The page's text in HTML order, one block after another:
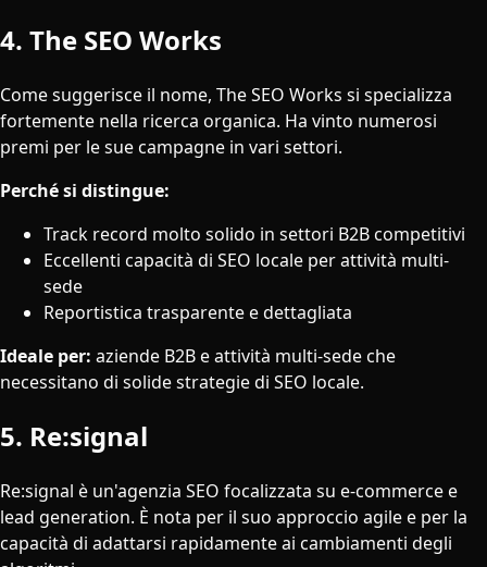
4. The SEO Works
Come suggerisce il nome, The SEO Works si specializza
fortemente nella ricerca organica. Ha vinto numerosi
premi per le sue campagne in vari settori.
Perché si distingue:
Track record molto solido in settori B2B competitivi
Eccellenti capacità di SEO locale per attività multi-
sede
Reportistica trasparente e dettagliata
Ideale per: aziende B2B e attività multi-sede che
necessitano di solide strategie di SEO locale.
5. Re:signal
Re:signal è un'agenzia SEO focalizzata su e-commerce e
lead generation. È nota per il suo approccio agile e per la
capacità di adattarsi rapidamente ai cambiamenti degli